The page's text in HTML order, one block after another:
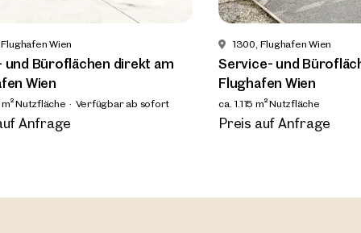
regelmäßig über neue Publikationen, Angebote, Einladungen und
informiert werden und erteile durch Klick auf die Checkbox meine
dass die OTTO Immobilien GmbH die angegebenen Daten zur
an mich verwendet.
Anfrage Absenden
Wien
und Büroflächen direkt am
Wien
Nutzfläche Verfügbar ab sofort
Anfrage
1300, Flughafen Wien
Service- und
Flughafen Wien
ca. 1.115 m² Nutzfläche
Verfügbar Nach
Preis auf Anfrage